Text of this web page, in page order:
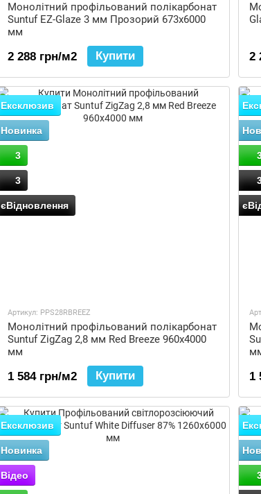
Монолітний профільований полікарбонат
Suntuf EZ-Glaze 3 мм Прозорий 673x6000
мм
2 288 грн/м2 Купити 2
Ексклюзив
Новинка
3
3
єВідновлення
Артикул: PPS28RBREEZ
Монолітний профільований полікарбонат
Suntuf ZigZag 2,8 мм Red Breeze 960x4000
мм
1 584 грн/м2 Купити 1
Ексклюзив
Новинка
Відео